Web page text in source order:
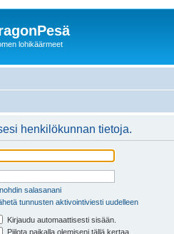
lohikäärmeet
henkilökunnan tietoja.
salasanani
tunnusten aktivointiviesti uudelleen
Kirjaudu automaattisesti sisään.
Piilota paikalla olemiseni tällä kertaa